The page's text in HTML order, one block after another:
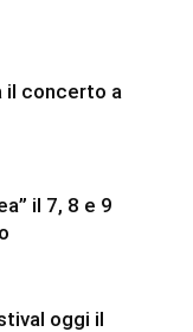
il concerto a
il 7, 8 e 9
oggi il